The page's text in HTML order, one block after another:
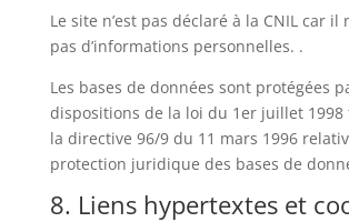
Le site n’est pas déclaré à la CNIL car il
pas d’informations personnelles. .
Les bases de données sont protégées
dispositions de la loi du 1er juillet 1998
la directive 96/9 du 11 mars 1996
protection juridique des bases de
8. Liens hypertextes et